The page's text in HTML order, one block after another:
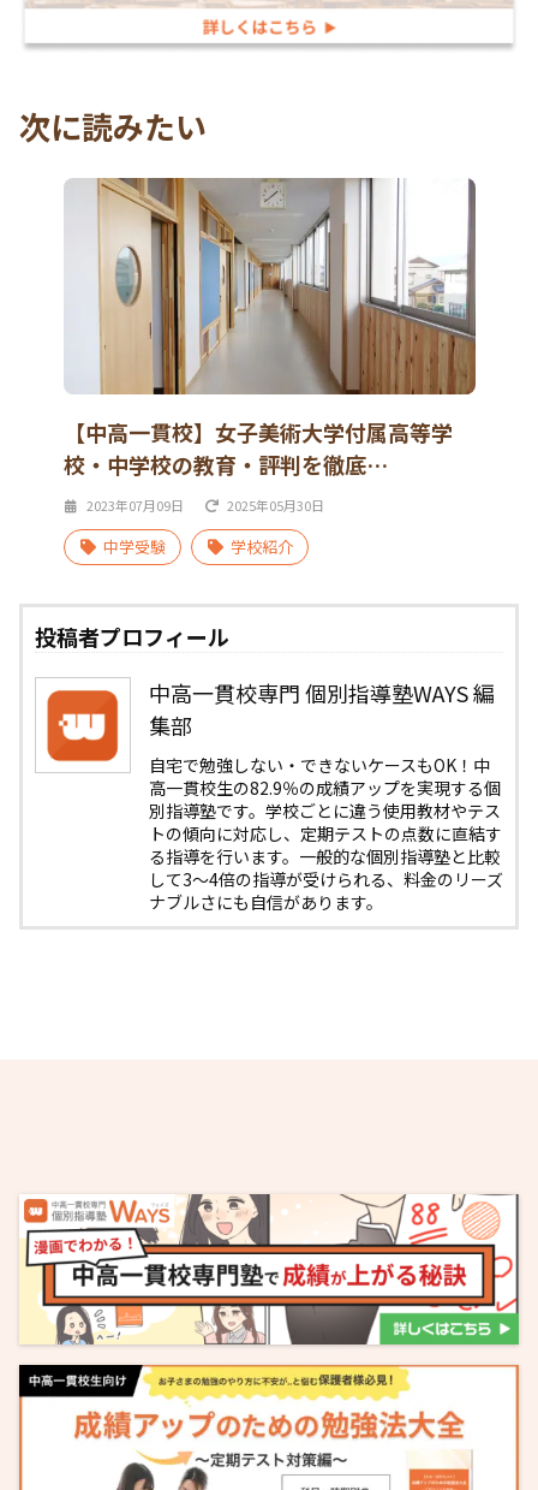
次に読みたい
【中高一貫校】女子美術大学付属高等学
校・中学校の教育・評判を徹底…
2023年07月09日 2025年05月30日
中学受験 学校紹介
投稿者プロフィール
中高一貫校専門 個別指導塾WAYS 編
集部
自宅で勉強しない・できないケースもOK！中
高一貫校生の82.9％の成績アップを実現する個
別指導塾です。学校ごとに違う使用教材やテス
トの傾向に対応し、定期テストの点数に直結す
る指導を行います。一般的な個別指導塾と比較
して3〜4倍の指導が受けられる、料金のリーズ
ナブルさにも自信があります。